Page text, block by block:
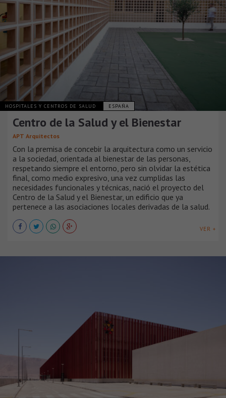
HOSPITALES Y CENTROS DE SALUD ESPAÑA
Centro de la Salud y el Bienestar
APT Arquitectos
Con la premisa de concebir la arquitectura como un servicio
a la sociedad, orientada al bienestar de las personas,
respetando siempre el entorno, pero sin olvidar la estética
final, como medio expresivo, una vez cumplidas las
necesidades funcionales y técnicas, nació el proyecto del
Centro de la Salud y el Bienestar, un edificio que ya
pertenece a las asociaciones locales derivadas de la salud.
VER +